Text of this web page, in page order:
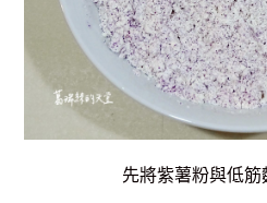
先將紫薯粉與低